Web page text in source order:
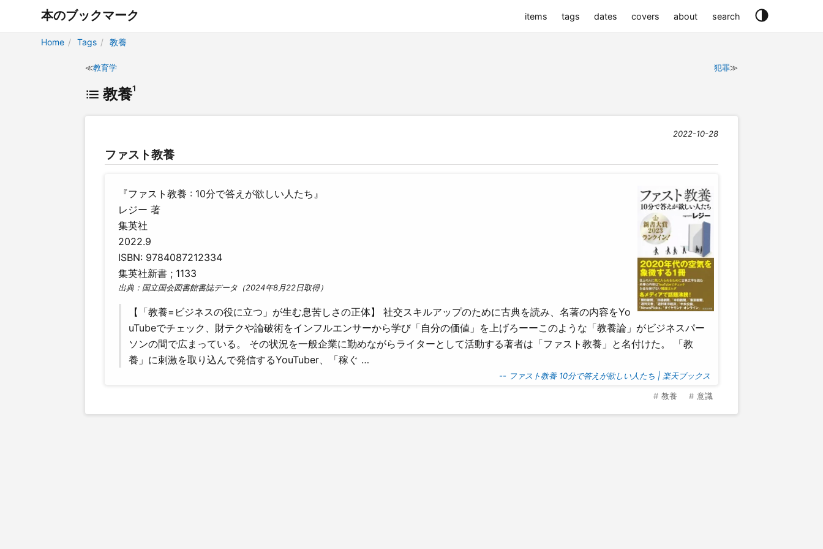
本のブックマーク items tags dates covers about search
Home Tags 教養
教育学 犯罪
教養1
2022-10-28
ファスト教養
『ファスト教養 : 10分で答えが欲しい人たち』
レジー 著
集英社
2022.9
ISBN: 9784087212334
集英社新書 ; 1133
出典：国立国会図書館書誌データ（2024年8月22日取得）
【「教養=ビジネスの役に立つ」が生む息苦しさの正体】 社交スキルアップのために古典を読み、名著の内容をYo
uTubeでチェック、財テクや論破術をインフルエンサーから学び「自分の価値」を上げろーーこのような「教養論」がビジネスパー
ソンの間で広まっている。 その状況を一般企業に勤めながらライターとして活動する著者は「ファスト教養」と名付けた。 「教
養」に刺激を取り込んで発信するYouTuber、「稼ぐ …
-- ファスト教養 10分で答えが欲しい人たち | 楽天ブックス
教養 意識